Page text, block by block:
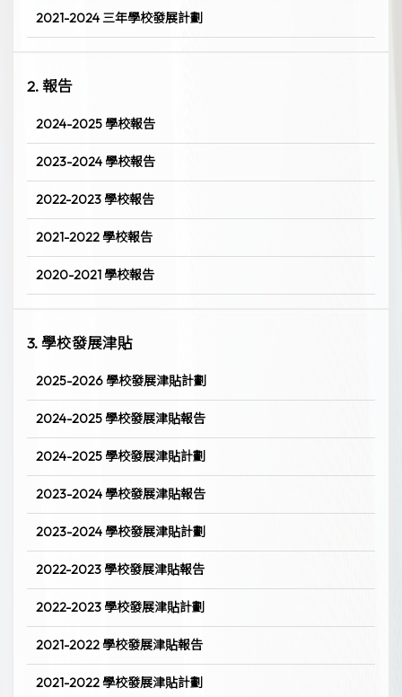
2021-2024 三年學校發展計劃
2. 報告
2024-2025 學校報告
2023-2024 學校報告
2022-2023 學校報告
2021-2022 學校報告
2020-2021 學校報告
3. 學校發展津貼
2025-2026 學校發展津貼計劃
2024-2025 學校發展津貼報告
2024-2025 學校發展津貼計劃
2023-2024 學校發展津貼報告
2023-2024 學校發展津貼計劃
2022-2023 學校發展津貼報告
2022-2023 學校發展津貼計劃
2021-2022 學校發展津貼報告
2021-2022 學校發展津貼計劃